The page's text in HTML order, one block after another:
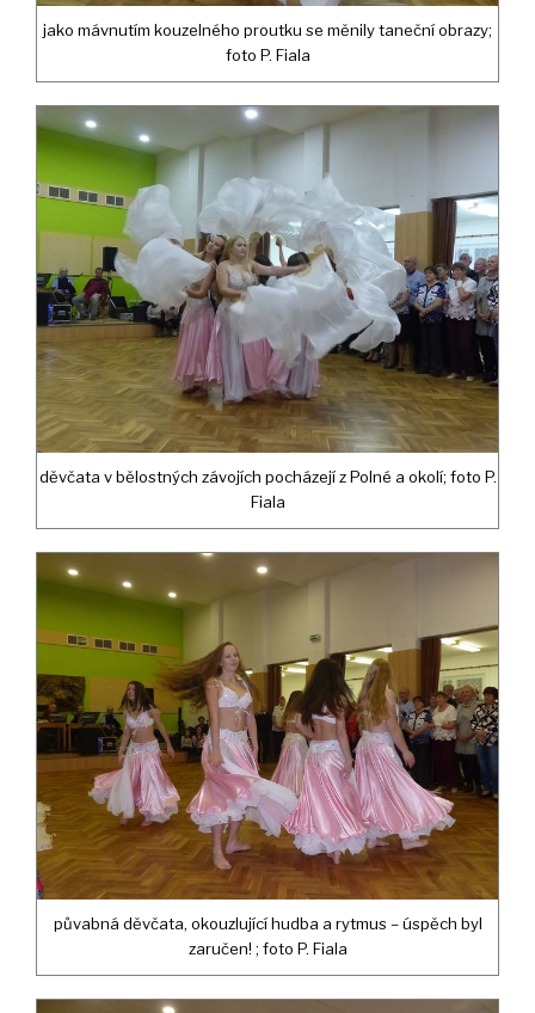
jako mávnutím kouzelného proutku se měnily taneční obrazy;
foto P. Fiala
děvčata v bělostných závojích pocházejí z Polné a okolí; foto P.
Fiala
půvabná děvčata, okouzlující hudba a rytmus – úspěch byl
zaručen! ; foto P. Fiala